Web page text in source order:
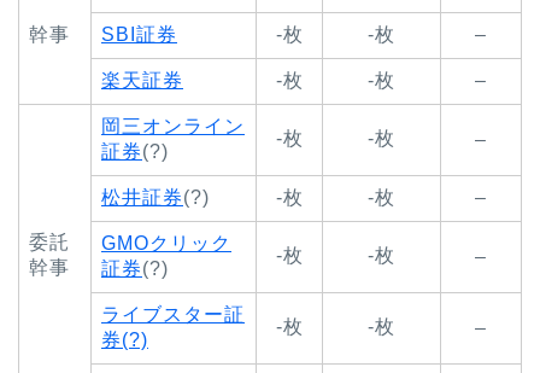
幹事 SBI証券 -枚 -枚 –
楽天証券 -枚 -枚 –
委託
幹事
岡三オンライン
証券(?)
-枚 -枚 –
松井証券(?) -枚 -枚 –
GMOクリック
証券(?)
-枚 -枚 –
ライブスター証
券(?)
-枚 -枚 –